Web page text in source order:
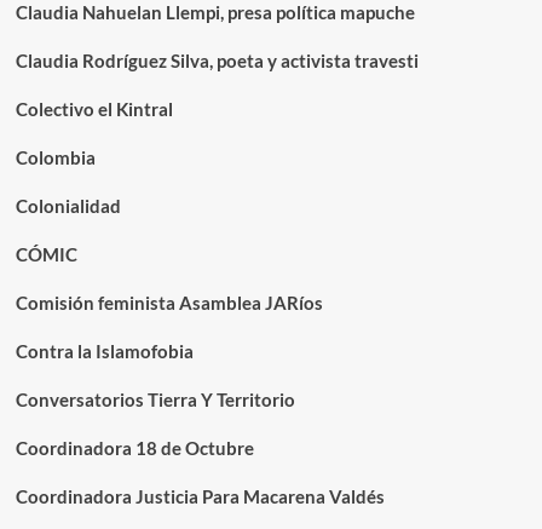
Claudia Nahuelan Llempi, presa política mapuche
Claudia Rodríguez Silva, poeta y activista travesti
Colectivo el Kintral
Colombia
Colonialidad
CÓMIC
Comisión feminista Asamblea JARíos
Contra la Islamofobia
Conversatorios Tierra Y Territorio
Coordinadora 18 de Octubre
Coordinadora Justicia Para Macarena Valdés